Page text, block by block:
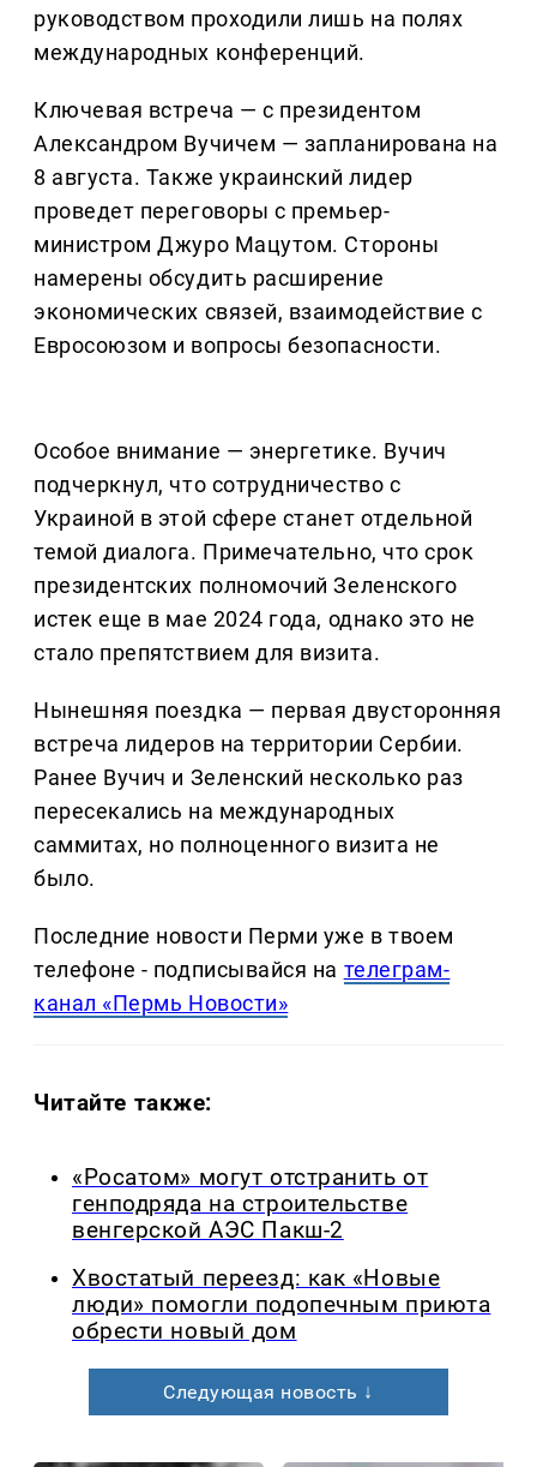
руководством проходили лишь на полях
международных конференций.
Ключевая встреча — с президентом
Александром Вучичем — запланирована на
8 августа. Также украинский лидер
проведет переговоры с премьер-
министром Джуро Мацутом. Стороны
намерены обсудить расширение
экономических связей, взаимодействие с
Евросоюзом и вопросы безопасности.
Особое внимание — энергетике. Вучич
подчеркнул, что сотрудничество с
Украиной в этой сфере станет отдельной
темой диалога. Примечательно, что срок
президентских полномочий Зеленского
истек еще в мае 2024 года, однако это не
стало препятствием для визита.
Нынешняя поездка — первая двусторонняя
встреча лидеров на территории Сербии.
Ранее Вучич и Зеленский несколько раз
пересекались на международных
саммитах, но полноценного визита не
было.
Последние новости Перми уже в твоем
телефоне - подписывайся на телеграм-
канал «Пермь Новости»
Читайте также:
«Росатом» могут отстранить от
генподряда на строительстве
венгерской АЭС Пакш-2
Хвостатый переезд: как «Новые
люди» помогли подопечным приюта
обрести новый дом
Следующая новость ↓